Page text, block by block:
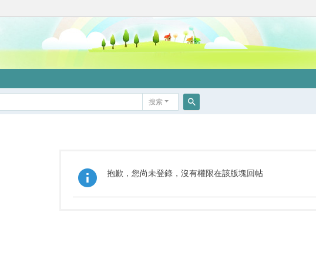
搜索
抱歉，您尚未登錄，沒有權限在該版塊回帖